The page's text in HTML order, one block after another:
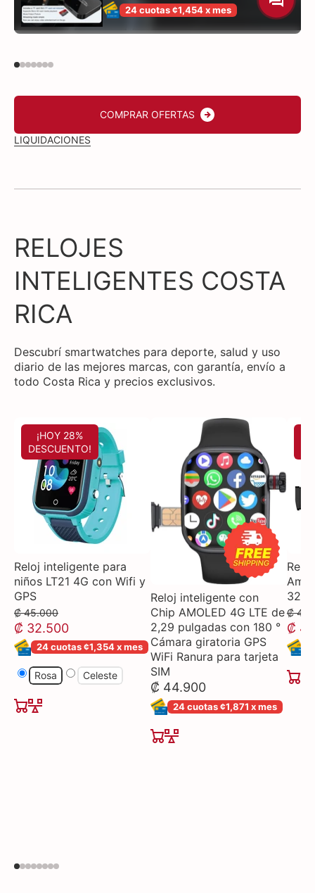
24 cuotas ¢1,454 x mes
COMPRAR OFERTAS
LIQUIDACIONES
RELOJES
INTELIGENTES COSTA
RICA
Descubrí smartwatches para deporte, salud y uso
diario de las mejores marcas, con garantía, envío a
todo Costa Rica y precios exclusivos.
Reloj inteligente para
niños LT21 4G con Wifi y
GPS
₡ 45.000
₡ 32.500
24 cuotas ¢1,354 x mes
Rosa Celeste
¡HOY 28%
DESCUENTO!
Reloj inteligente con
Chip AMOLED 4G LTE de
2,29 pulgadas con 180 °
Cámara giratoria GPS
WiFi Ranura para tarjeta
SIM
₡ 44.900
24 cuotas ¢1,871 x mes
₡
₡